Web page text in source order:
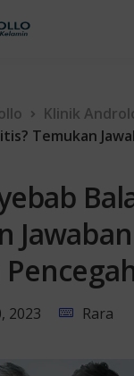
Klinik
Temukan
2023 Rara